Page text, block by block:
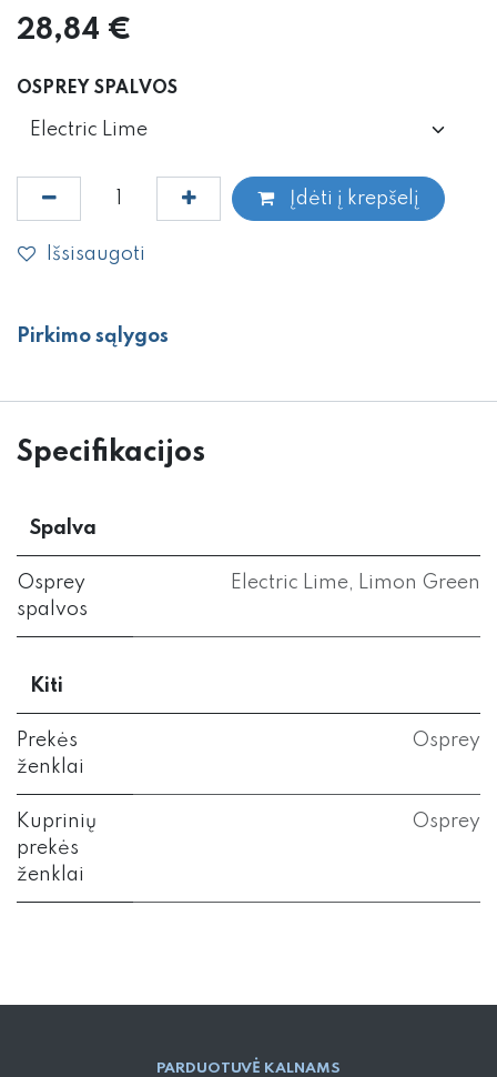
28,84 €
OSPREY SPALVOS
Įdėti į krepšelį
Išsisaugoti
Pirkimo sąlygos
Specifikacijos
Spalva
Osprey
spalvos
Electric Lime, Limon Green
Kiti
Prekės
ženklai
Osprey
Kuprinių
prekės
ženklai
Osprey
PARD​UOTUVĖ​ KALNAMS